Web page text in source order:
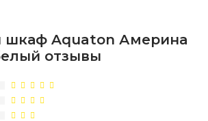
шкаф Aquaton Америна
отзывы